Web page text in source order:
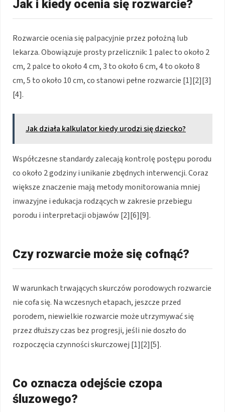
Jak i kiedy ocenia się rozwarcie?
Rozwarcie ocenia się palpacyjnie przez położną lub
lekarza. Obowiązuje prosty przelicznik: 1 palec to około 2
cm, 2 palce to około 4 cm, 3 to około 6 cm, 4 to około 8
cm, 5 to około 10 cm, co stanowi pełne rozwarcie [1][2][3]
[4].
Jak działa kalkulator kiedy urodzi się dziecko?
Współczesne standardy zalecają kontrolę postępu porodu
co około 2 godziny i unikanie zbędnych interwencji. Coraz
większe znaczenie mają metody monitorowania mniej
inwazyjne i edukacja rodzących w zakresie przebiegu
porodu i interpretacji objawów [2][6][9].
Czy rozwarcie może się cofnąć?
W warunkach trwających skurczów porodowych rozwarcie
nie cofa się. Na wczesnych etapach, jeszcze przed
porodem, niewielkie rozwarcie może utrzymywać się
przez dłuższy czas bez progresji, jeśli nie doszło do
rozpoczęcia czynności skurczowej [1][2][5].
Co oznacza odejście czopa
śluzowego?